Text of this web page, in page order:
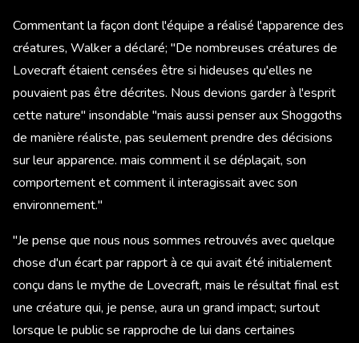
Commentant la façon dont l'équipe a réalisé l'apparence des
créatures, Walker a déclaré; "De nombreuses créatures de
Lovecraft étaient censées être si hideuses qu'elles ne
pouvaient pas être décrites. Nous devions garder à l'esprit
cette nature" insondable "mais aussi penser aux Shoggoths
de manière réaliste, pas seulement prendre des décisions
sur leur apparence. mais comment il se déplaçait, son
comportement et comment il interagissait avec son
environnement."
"Je pense que nous nous sommes retrouvés avec quelque
chose d'un écart par rapport à ce qui avait été initialement
conçu dans le mythe de Lovecraft, mais le résultat final est
une créature qui, je pense, aura un grand impact; surtout
lorsque le public se rapproche de lui dans certaines